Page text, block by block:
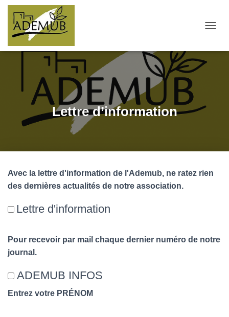
Lettre d’information
Avec la lettre d'information de l'Ademub, ne ratez rien
des dernières actualités de notre association.
Lettre d'information
Pour recevoir par mail chaque dernier numéro de notre
journal.
ADEMUB INFOS
Entrez votre PRÉNOM